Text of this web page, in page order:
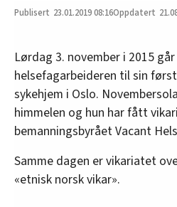
23.01.201908:16
Lørdag 3. november i 2015
helsefagarbeideren til sin
sykehjem i Oslo.
himmelen og hun har fått
bemanningsbyrået Vacant
Samme dagen er vikariatet
«etnisk norsk vikar».